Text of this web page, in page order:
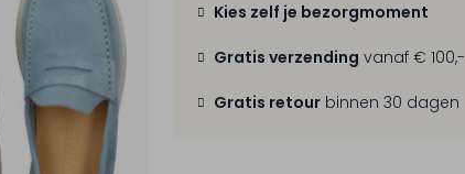
Kies zelf je bezorgmoment
Gratis verzending vanaf € 100,-
Gratis retour binnen 30 dagen